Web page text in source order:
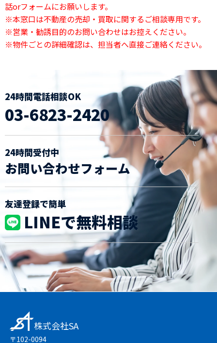
話orフォームにお願いします。
※本窓口は不動産の売却・買取に関するご相談専用です。
※営業・勧誘目的のお問い合わせはお控えください。
※物件ごとの詳細確認は、担当者へ直接ご連絡ください。
24時間電話相談OK
03-6823-2420
24時間受付中
お問い合わせフォーム
友達登録で簡単
LINEで無料相談
株式会社SA
〒102-0094